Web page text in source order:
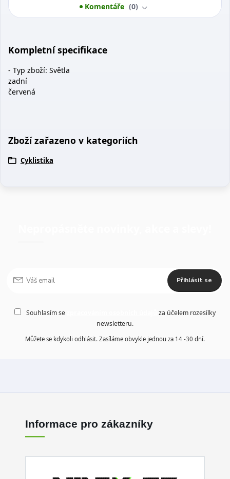
Komentáře
0
Kompletní specifikace
- Typ zboží: Světla
zadní
červená
Zboží zařazeno v kategoriích
Cyklistika
Přihlásit se
Souhlasím se
za účelem rozesílky
newsletteru.
Můžete se kdykoli odhlásit. Zasíláme obvykle jednou za 14 -30 dní.
Informace pro zákazníky